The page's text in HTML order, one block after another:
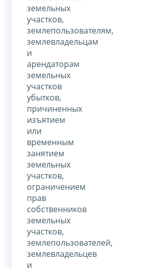
земельных
участков,
землепользователям,
землевладельцам
и
арендаторам
земельных
участков
убытков,
причиненных
изъятием
или
временным
занятием
земельных
участков,
ограничением
прав
собственников
земельных
участков,
землепользователей,
землевладельцев
и